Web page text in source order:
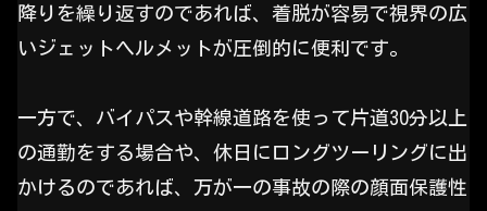
降りを繰り返すのであれば、着脱が容易で視界の広
いジェットヘルメットが圧倒的に便利です。
一方で、バイパスや幹線道路を使って片道30分以上
の通勤をする場合や、休日にロングツーリングに出
かけるのであれば、万が一の事故の際の顔面保護性